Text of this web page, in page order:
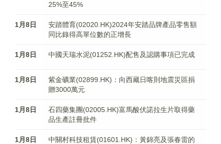
25%至45%
1月8日
安踏體育(02020.HK)2024年安踏品牌產品零售額
同比錄得高單位數的正增長
1月8日 中國天瑞水泥(01252.HK)配售及認購事項已完成
1月8日
紫金礦業(02899.HK)：向西藏日喀則地震災區捐
贈3000萬元
1月8日
石四藥集團(02005.HK)富馬酸伏諾拉生片取得藥
品生產註冊批件
1月8日
中關村科技租賃(01601.HK)：黃錦亮及張春雷的